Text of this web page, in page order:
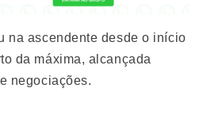
na ascendente desde o início
da máxima, alcançada
negociações.